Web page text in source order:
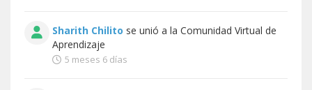
Sharith Chilito se unió a la Comunidad Virtual de
Aprendizaje
5 meses 6 días